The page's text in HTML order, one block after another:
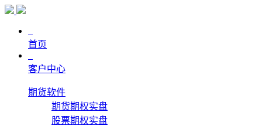
首页
客户中心
期货软件
期货期权实盘
股票期权实盘